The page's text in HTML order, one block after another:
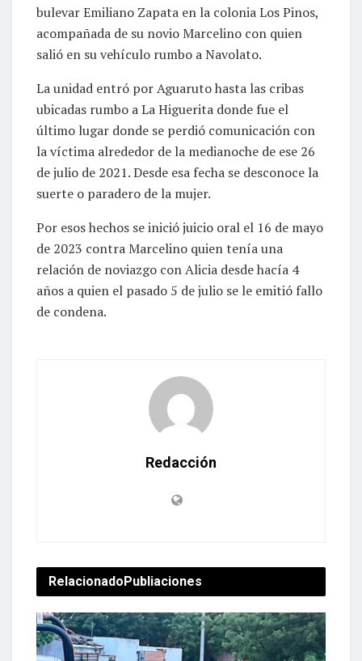
bulevar Emiliano Zapata en la colonia Los Pinos,
acompañada de su novio Marcelino con quien
salió en su vehículo rumbo a Navolato.
La unidad entró por Aguaruto hasta las cribas
ubicadas rumbo a La Higuerita donde fue el
último lugar donde se perdió comunicación con
la víctima alrededor de la medianoche de ese 26
de julio de 2021. Desde esa fecha se desconoce la
suerte o paradero de la mujer.
Por esos hechos se inició juicio oral el 16 de mayo
de 2023 contra Marcelino quien tenía una
relación de noviazgo con Alicia desde hacía 4
años a quien el pasado 5 de julio se le emitió fallo
de condena.
Redacción
RelacionadoPubliaciones